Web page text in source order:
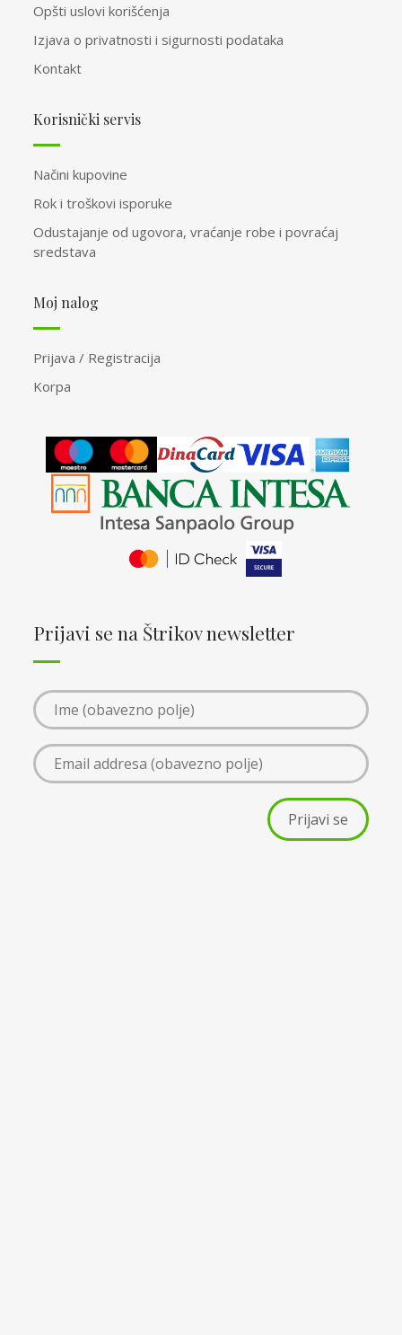
Opšti uslovi korišćenja
Izjava o privatnosti i sigurnosti podataka
Kontakt
Korisnički servis
Načini kupovine
Rok i troškovi isporuke
Odustajanje od ugovora, vraćanje robe i povraćaj
sredstava
Moj nalog
Prijava / Registracija
Korpa
Prijavi se na Štrikov newsletter